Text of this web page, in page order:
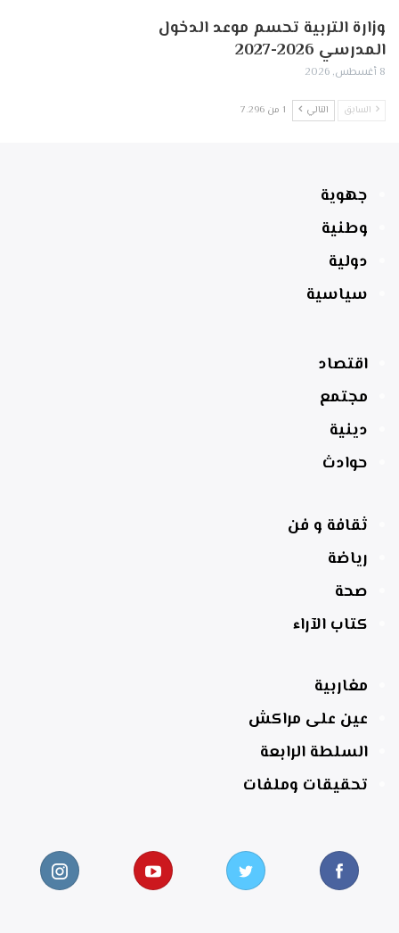
وزارة التربية تحسم موعد الدخول
المدرسي 2026-2027
8 أغسطس, 2026
السابق التالي 1 من 7٬296
جهوية
وطنية
دولية
سياسية
اقتصاد
مجتمع
دينية
حوادث
ثقافة و فن
رياضة
صحة
كتاب الآراء
مغاربية
عين على مراكش
السلطة الرابعة
تحقيقات وملفات